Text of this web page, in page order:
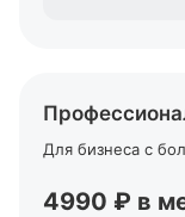
Переводы ИП и
Бесплатно
От 29 ₽
Для бизнеса с
4990 ₽ в